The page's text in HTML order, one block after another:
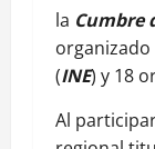
la Cumbre
(INE) y 18
Al